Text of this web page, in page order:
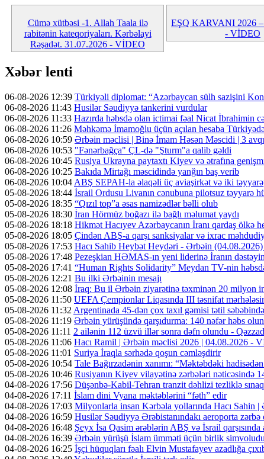
Cümə xütbəsi -1. Allah Taala ilə
rabitənin kateqoriyaları. Kərbəlayi
Rəşadət. 31.07.2026 - VİDEO
EŞQ KARVANI 2026 –
- VİDEO
Xəbər lenti
06-08-2026 12:39 Türkiyəli diplomat: “Azərbaycan sülh sazişini
06-08-2026 11:43 Husilər Səudiyyə tankerini vurdular
06-08-2026 11:33 Hazırda həbsdə olan ictimai fəal Nicat İbrahimin
06-08-2026 11:26 Məhkəmə İmamoğlu üçün açılan hesaba
06-08-2026 10:59 Ərbəin məclisi | Binə İmam Həsən Məscidi | 3
06-08-2026 10:53 "Fənərbağça" ÇL-də "Şturm"a qalib gəldi
06-08-2026 10:45 Rusiya Ukrayna paytaxtı Kiyev və ətrafına
06-08-2026 10:25 Bakıda Mirtağı məscidində yanğın baş verib
06-08-2026 10:04 ABŞ SEPAH-la əlaqəli üç aviaşirkət və iki
05-08-2026 18:44 İsrail Ordusu Livanın cənubuna pilotsuz təyyarə
05-08-2026 18:35 “Qızıl top”a əsas namizədlər bəlli olub
05-08-2026 18:30 İran Hörmüz boğazı ilə bağlı məlumat yaydı
05-08-2026 18:18 Hikmət Hacıyev Azərbaycanın İranı qardaş ölkə
05-08-2026 18:05 Çindən ABŞ-a qarşı sanksiyalar və ixrac
05-08-2026 17:53 Hacı Sahib Heybət Heydəri - Ərbəin
05-08-2026 17:48 Pezeşkian HƏMAS-ın yeni liderinə İranın
05-08-2026 17:41 “Human Rights Solidarity” Meydan TV-nin
05-08-2026 12:21 Bu ilki Ərbəinin mesajı
05-08-2026 12:08 İraq: Bu il Ərbəin ziyarətinə təxminən 20 milyon
05-08-2026 11:50 UEFA Çempionlar Liqasında III təsnifat
05-08-2026 11:32 Argentinada 45-dən çox taxıl gəmisi tətil
05-08-2026 11:19 Ərbəin yürüşündə qarşıdurma: 140 nəfər həbs
05-08-2026 11:11 2 ailənin 112 üzvü illər sonra dəfn olundu -
05-08-2026 11:06 Hacı Ramil | Ərbəin məclisi 2026 | 04.08.2026 -
05-08-2026 11:01 Suriya İraqla sərhədə qoşun cəmləşdirir
05-08-2026 10:54 Tale Bağırzadənin xanımı: “Məktəbdəki
05-08-2026 10:46 Rusiyanın Kiyev vilayətinə zərbələri nəticəsində
04-08-2026 17:56 Düşənbə-Kabil-Tehran tranzit dəhlizi tezliklə
04-08-2026 17:11 İslam dini Vyana məktəblərini “fəth” edir
04-08-2026 17:03 Milyonlarla insan Kərbəla yollarında Hacı Sahin
04-08-2026 16:59 Husilər Səudiyyə Ərəbistanındakı aeroporta
04-08-2026 16:48 Şeyx İsa Qasim ərəblərin ABŞ və İsrail qarşısında
04-08-2026 16:39 Ərbəin yürüşü İslam ümməti üçün birlik
04-08-2026 16:25 İşçi hüquqları fəalı Elvin Mustafayev azadlığa